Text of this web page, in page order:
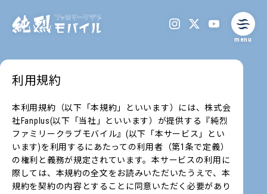
menu
利用規約
本利用規約（以下「本規約」といいます）には、株式会
社Fanplus(以下「当社」といいます）が提供する『純烈
ファミリークラブモバイル』(以下「本サービス」とい
います)を利用するにあたっての利用者（第1条で定義）
の権利と義務が規定されています。本サービスの利用に
際しては、本規約の全文をお読みいただいたうえで、本
規約を契約の内容とすることに同意いただく必要があり